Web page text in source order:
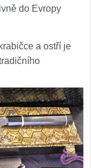
do Evropy
a ostří je